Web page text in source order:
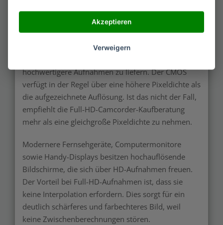
Ein leistungsstarker CMOS sorgt für eine gesteigerte
Pixeldichte, die weit mehr als zu einer
zufriedenstellenden Auflösung führt. Dieser
Grafiksensor verhilft der Kamera mit größeren
hochwertigere Aufnahmen zu liefern. Der CMOS
verfügt in der Regel über eine höhere Pixeldichte als
die aufgezeichnete Auflösung. Ist das nicht der Fall,
empfiehlt die Full-HD-Camcorder-Kaufberatung
mehr als eine gleichgroße Pixeldichte zu nehmen.
Modernere Fernsehgeräte, Computermonitore
sowie Handy-Displays besitzen hochauflösende
Bildschirme, die sich über HD-Aufnahmen freuen.
Der Vorteil bei Full-HD-Aufnahmen ist, dass sie
keine Interpolation erfordern. Dies sorgt für ein
deutlich schärferes und farbechteres Bild, weil
keine Zwischenberechnungen stören.
Akzeptieren
Verweigern